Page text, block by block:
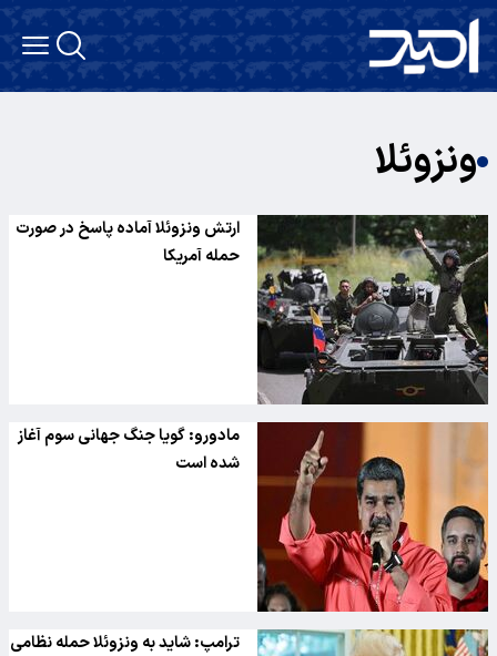
ونزوئلا
ارتش ونزوئلا آماده پاسخ در صورت
حمله آمریکا
مادورو: گویا جنگ جهانی سوم آغاز
شده است
ترامپ: شاید به ونزوئلا حمله نظامی